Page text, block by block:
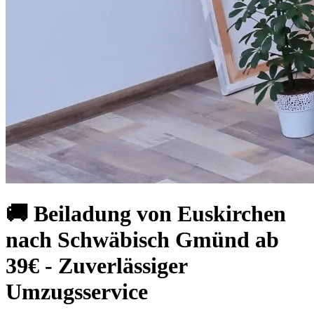
🚚 Beiladung von Euskirchen
nach Schwäbisch Gmünd ab
39€ - Zuverlässiger
Umzugsservice